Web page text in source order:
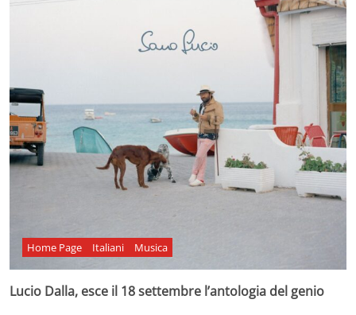
Home Page Italiani Musica
Lucio Dalla, esce il 18 settembre l’antologia del genio